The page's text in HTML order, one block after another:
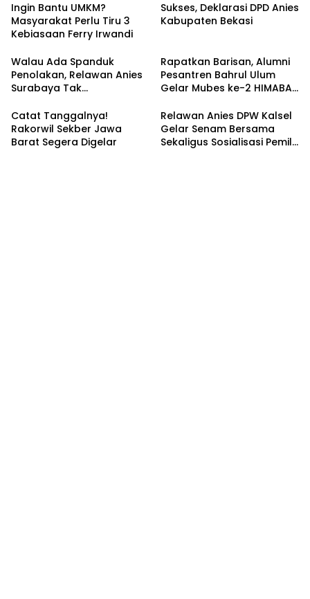
Ingin Bantu UMKM?
Masyarakat Perlu Tiru 3
Kebiasaan Ferry Irwandi
Sukses, Deklarasi DPD Anies
Kabupaten Bekasi
Walau Ada Spanduk
Penolakan, Relawan Anies
Surabaya Tak
Rapatkan Barisan, Alumni
Pesantren Bahrul Ulum
Gelar Mubes ke-2 HIMABAS
Semarang
Catat Tanggalnya!
Rakorwil Sekber Jawa
Barat Segera Digelar
Relawan Anies DPW Kalsel
Gelar Senam Bersama
Sekaligus Sosialisasi Pemilu